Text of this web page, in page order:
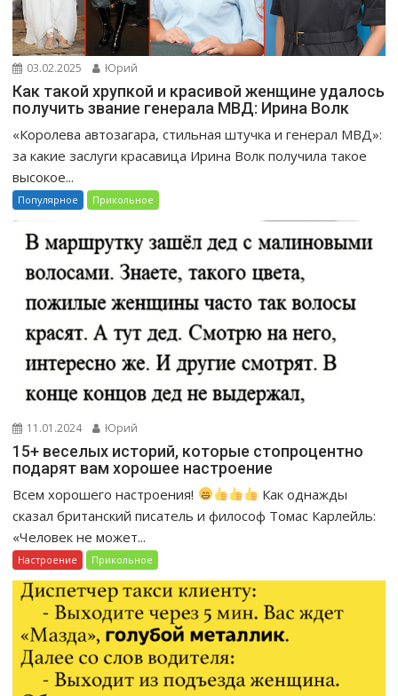
03.02.2025 Юрий
Как такой хрупкой и красивой женщине удалось
получить звание генерала МВД: Ирина Волк
«Королева автозагара, стильная штучка и генерал МВД»:
за какие заслуги красавица Ирина Волк получила такое
высокое...
Популярное Прикольное
11.01.2024 Юрий
15+ веселых историй, которые стопроцентно
подарят вам хорошее настроение
Всем хорошего настроения!
Как однажды
сказал британский писатель и философ Томас Карлейль:
«Человек не может...
Настроение Прикольное